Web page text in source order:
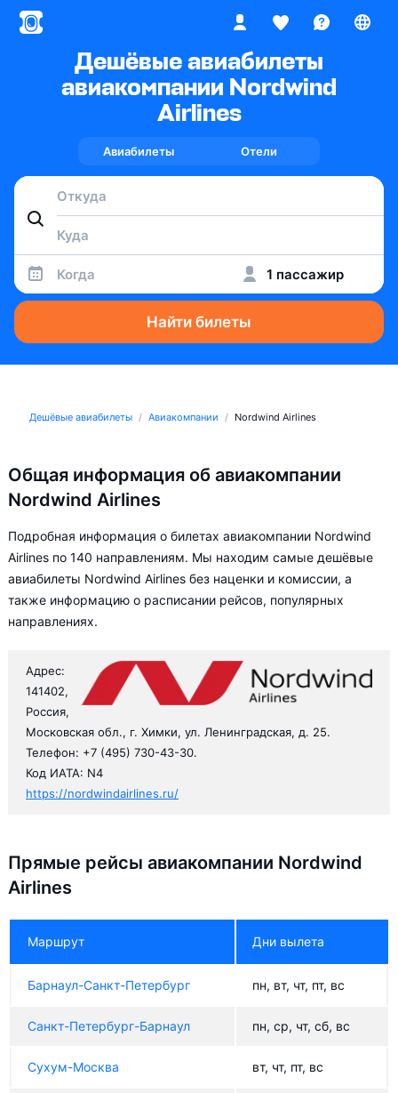
Дешёвые авиабилеты
авиакомпании Nordwind
Airlines
Авиабилеты Отели
Когда 1 пассажир
Найти билеты
Дешёвые авиабилеты Авиакомпании Nordwind Airlines
Общая информация об авиакомпании
Nordwind Airlines
Подробная информация о билетах авиакомпании Nordwind
Airlines по 140 направлениям. Мы находим самые дешёвые
авиабилеты Nordwind Airlines без наценки и комиссии, а
также информацию о расписании рейсов, популярных
направлениях.
Адрес:
141402,
Россия,
Московская обл., г. Химки, ул. Ленинградская, д. 25.
Телефон: +7 (495) 730-43-30.
Код ИАТА: N4
https://nordwindairlines.ru/
Прямые рейсы авиакомпании Nordwind
Airlines
Маршрут Дни вылета
Барнаул-Санкт-Петербург пн, вт, чт, пт, вс
Санкт-Петербург-Барнаул пн, ср, чт, сб, вс
Сухум-Москва вт, чт, пт, вс